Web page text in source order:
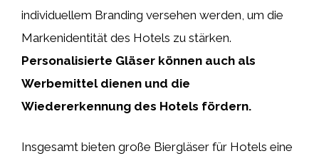
individuellem Branding versehen werden, um die
Markenidentität des Hotels zu stärken.
Personalisierte Gläser können auch als
Werbemittel dienen und die
Wiedererkennung des Hotels fördern.
Insgesamt bieten große Biergläser für Hotels eine